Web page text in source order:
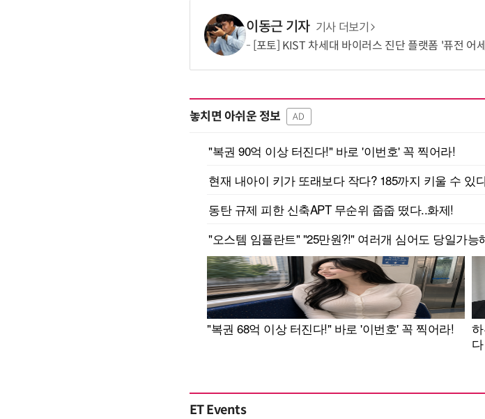
이동근 기자 기사 더보기
[포토] KIST 차세대 바이러스 진단 플랫폼 '퓨전 어
놓치면 아쉬운 정보 AD
ET Events